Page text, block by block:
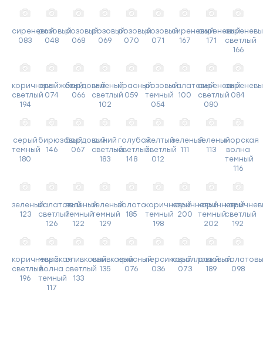
сиреневый
083
розовый
048
розовый
068
розовый
069
розовый
070
розовый
071
сиреневый
167
сиреневый
171
светлый
166
коричневый
светлый
194
оранжевый
074
бордовый
066
зеленый
светлый
102
красный
059
розовый
темный
054
салатовый
100
сиреневый
светлый
080
084
серый
темный
180
бирюзовый
146
бордовый
067
синий
светлый
183
голубой
светлый
148
желтый
светлый
012
зеленый
111
зеленый
113
морская
волна
темный
116
зеленый
123
салатовый
светлый
126
зеленый
темный
122
зеленый
темный
129
золото
185
коричневый
темный
198
коричневый
200
коричневый
темный
202
светлый
192
коричневый
светлый
196
морская
волна
темный
117
оливковый
светлый
133
оливковый
135
красный
076
персиковый
036
коралловый
073
розовый
189
098